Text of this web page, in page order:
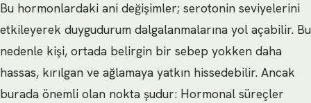
Bu hormonlardaki ani değişimler; serotonin seviyelerini
etkileyerek duygudurum dalgalanmalarına yol açabilir. Bu
nedenle kişi, ortada belirgin bir sebep yokken daha
hassas, kırılgan ve ağlamaya yatkın hissedebilir. Ancak
burada önemli olan nokta şudur: Hormonal süreçler